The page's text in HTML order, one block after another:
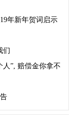
年新年贺词启示
们
人”, 赔偿金你拿不